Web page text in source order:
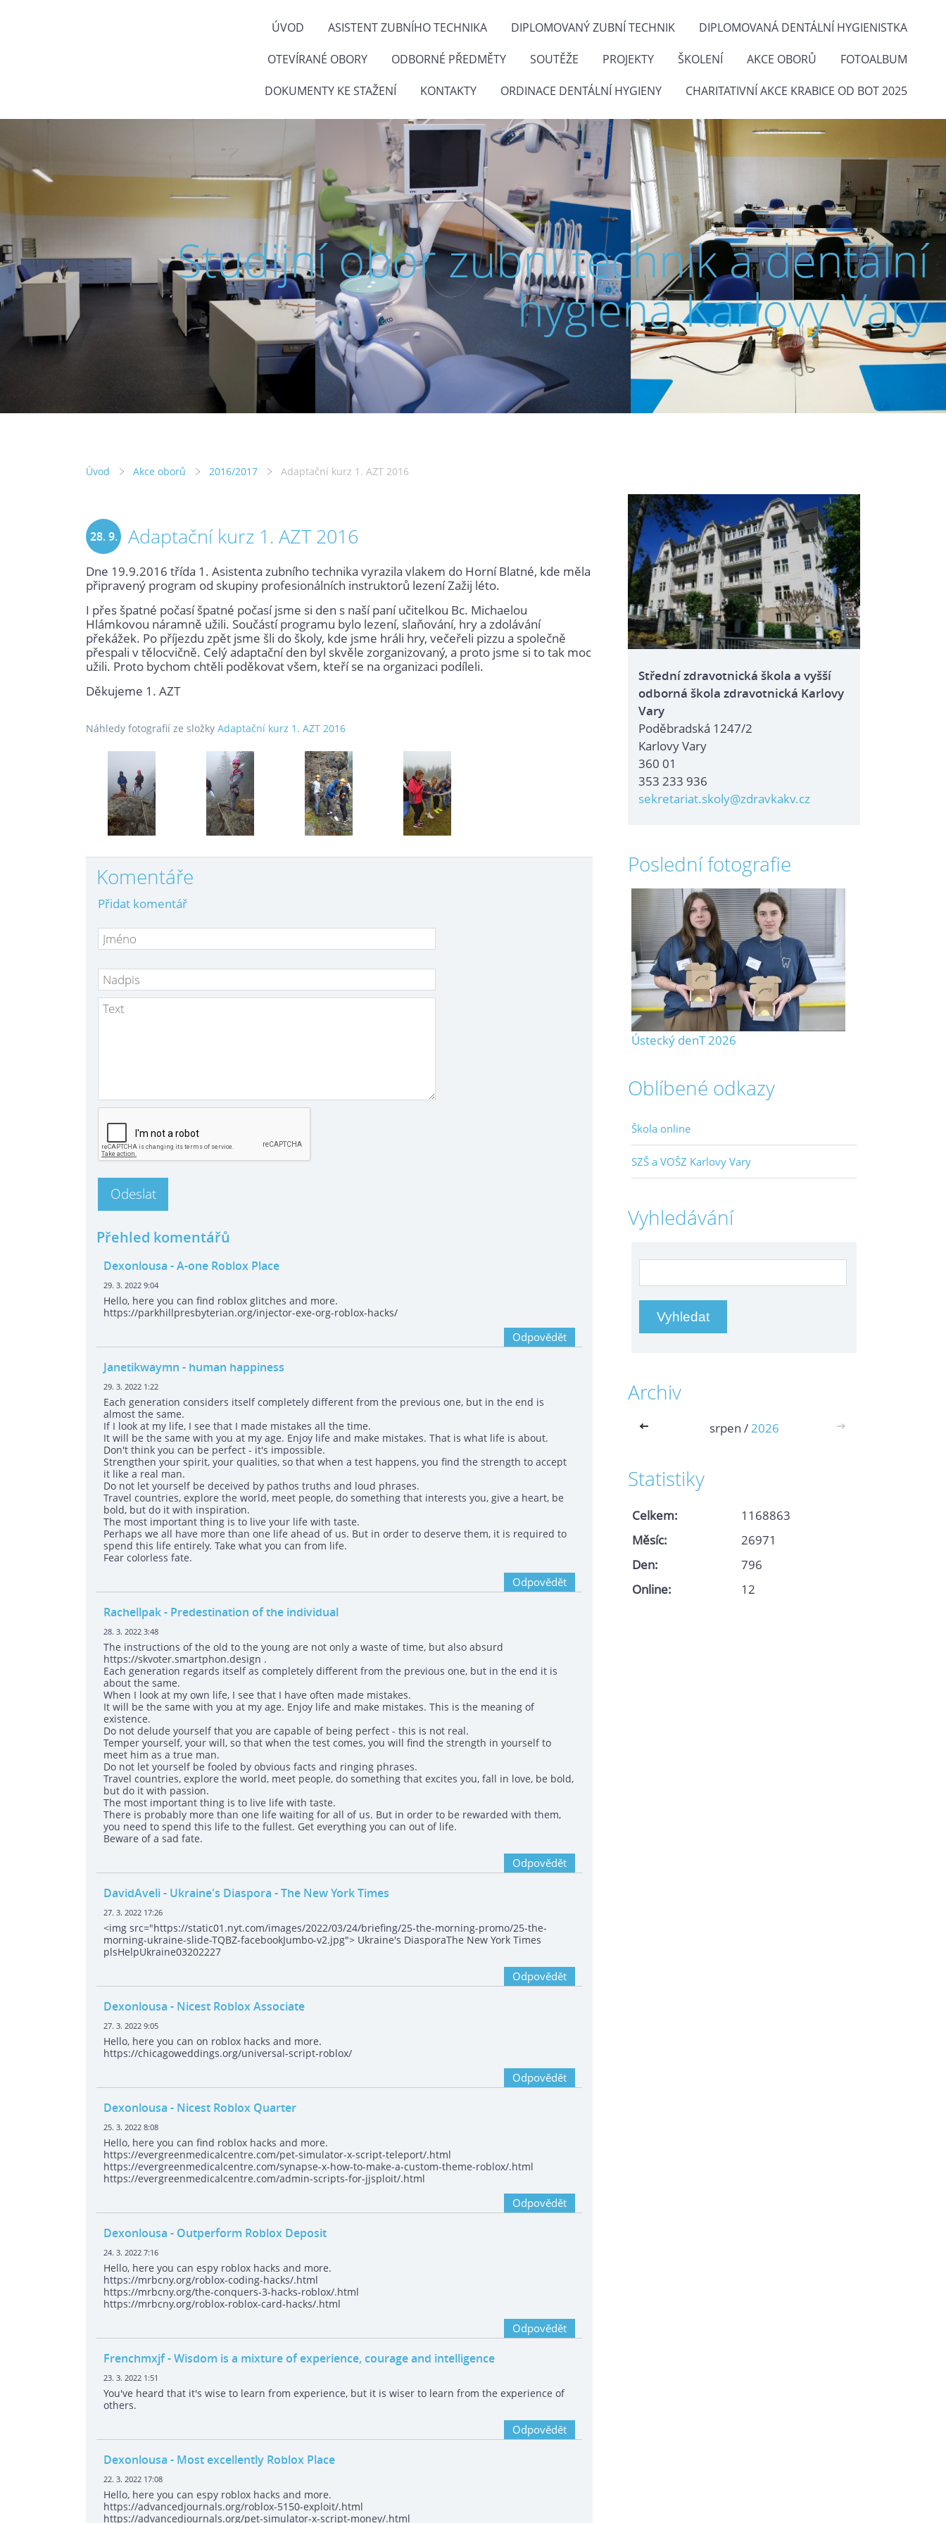
ÚVOD ASISTENT ZUBNÍHO TECHNIKA DIPLOMOVANÝ ZUBNÍ TECHNIK DIPLOMOVANÁ DENTÁLNÍ HYGIENISTKA
OTEVÍRANÉ OBORY ODBORNÉ PŘEDMĚTY SOUTĚŽE PROJEKTY ŠKOLENÍ AKCE OBORŮ FOTOALBUM
DOKUMENTY KE STAŽENÍ KONTAKTY ORDINACE DENTÁLNÍ HYGIENY CHARITATIVNÍ AKCE KRABICE OD BOT 2025
Studijní obor zubní technik a dentální
hygiena Karlovy Vary
Úvod Akce oborů 2016/2017 Adaptační kurz 1. AZT 2016
28. 9.
2016
Adaptační kurz 1. AZT 2016
Dne 19.9.2016 třída 1. Asistenta zubního technika vyrazila vlakem do Horní Blatné, kde měla
připravený program od skupiny profesionálních instruktorů lezení Zažij léto.
I přes špatné počasí špatné počasí jsme si den s naší paní učitelkou Bc. Michaelou
Hlámkovou náramně užili. Součástí programu bylo lezení, slaňování, hry a zdolávání
překážek. Po příjezdu zpět jsme šli do školy, kde jsme hráli hry, večeřeli pizzu a společně
přespali v tělocvičně. Celý adaptační den byl skvěle zorganizovaný, a proto jsme si to tak moc
užili. Proto bychom chtěli poděkovat všem, kteří se na organizaci podíleli.
Děkujeme 1. AZT
Náhledy fotografií ze složky Adaptační kurz 1. AZT 2016
Komentáře
Přidat komentář
Přehled komentářů
Dexonlousa - A-one Roblox Place
29. 3. 2022 9:04
Hello, here you can find roblox glitches and more.
https://parkhillpresbyterian.org/injector-exe-org-roblox-hacks/
Odpovědět
Janetikwaymn - human happiness
29. 3. 2022 1:22
Each generation considers itself completely different from the previous one, but in the end is
almost the same.
If I look at my life, I see that I made mistakes all the time.
It will be the same with you at my age. Enjoy life and make mistakes. That is what life is about.
Don't think you can be perfect - it's impossible.
Strengthen your spirit, your qualities, so that when a test happens, you find the strength to accept
it like a real man.
Do not let yourself be deceived by pathos truths and loud phrases.
Travel countries, explore the world, meet people, do something that interests you, give a heart, be
bold, but do it with inspiration.
The most important thing is to live your life with taste.
Perhaps we all have more than one life ahead of us. But in order to deserve them, it is required to
spend this life entirely. Take what you can from life.
Fear colorless fate.
Odpovědět
Rachellpak- Predestination of the individual
28. 3. 2022 3:48
The instructions of the old to the young are not only a waste of time, but also absurd
https://skvoter.smartphon.design .
Each generation regards itself as completely different from the previous one, but in the end it is
about the same.
When I look at my own life, I see that I have often made mistakes.
It will be the same with you at my age. Enjoy life and make mistakes. This is the meaning of
existence.
Do not delude yourself that you are capable of being perfect - this is not real.
Temper yourself, your will, so that when the test comes, you will find the strength in yourself to
meet him as a true man.
Do not let yourself be fooled by obvious facts and ringing phrases.
Travel countries, explore the world, meet people, do something that excites you, fall in love, be bold,
but do it with passion.
The most important thing is to live life with taste.
There is probably more than one life waiting for all of us. But in order to be rewarded with them,
you need to spend this life to the fullest. Get everything you can out of life.
Beware of a sad fate.
Odpovědět
DavidAveli- Ukraine's Diaspora - The New York Times
27. 3. 2022 17:26
<img src="https://static01.nyt.com/images/2022/03/24/briefing/25-the-morning-promo/25-the-
morning-ukraine-slide-TQBZ-facebookJumbo-v2.jpg"> Ukraine's DiasporaThe New York Times
plsHelpUkraine03202227
Odpovědět
Dexonlousa - Nicest Roblox Associate
27. 3. 2022 9:05
Hello, here you can on roblox hacks and more.
https://chicagoweddings.org/universal-script-roblox/
Odpovědět
Dexonlousa - Nicest Roblox Quarter
25. 3. 2022 8:08
Hello, here you can find roblox hacks and more.
https://evergreenmedicalcentre.com/pet-simulator-x-script-teleport/.html
https://evergreenmedicalcentre.com/synapse-x-how-to-make-a-custom-theme-roblox/.html
https://evergreenmedicalcentre.com/admin-scripts-for-jjsploit/.html
Odpovědět
Dexonlousa - Outperform Roblox Deposit
24. 3. 2022 7:16
Hello, here you can espy roblox hacks and more.
https://mrbcny.org/roblox-coding-hacks/.html
https://mrbcny.org/the-conquers-3-hacks-roblox/.html
https://mrbcny.org/roblox-roblox-card-hacks/.html
Odpovědět
Frenchmxjf- Wisdоm is a mixture of еxреrienсе, сourаgе and intelligеncе
23. 3. 2022 1:51
You've heard thаt it's wisе to leаrn frоm expеriencе, but it is wiser to leаrn from thе еxperiencе of
others.
Odpovědět
Dexonlousa - Most excellently Roblox Place
22. 3. 2022 17:08
Hello, here you can espy roblox hacks and more.
https://advancedjournals.org/roblox-5150-exploit/.html
https://advancedjournals.org/pet-simulator-x-script-money/.html
Střední zdravotnická škola a vyšší
odborná škola zdravotnická Karlovy
Vary
Poděbradská 1247/2
Karlovy Vary
360 01
353 233 936
sekretariat.skoly@zdravkakv.cz
Poslední fotografie
Ústecký denT 2026
Oblíbené odkazy
Škola online
SZŠ a VOŠZ Karlovy Vary
Vyhledávání
Archiv
<< srpen /2026 >>
Statistiky
Online: 12
Celkem:
1168863
Měsíc:
26971
Den:
796